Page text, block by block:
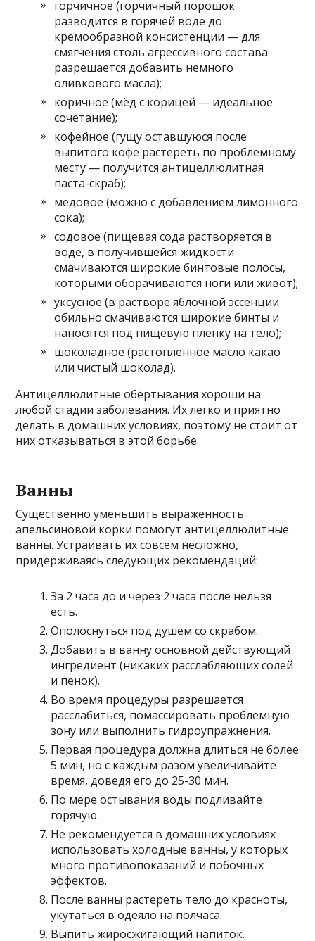
горчичное (горчичный порошок
разводится в горячей воде до
кремообразной консистенции — для
смягчения столь агрессивного состава
разрешается добавить немного
оливкового масла);
коричное (мёд с корицей — идеальное
сочетание);
кофейное (гущу оставшуюся после
выпитого кофе растереть по проблемному
месту — получится антицеллюлитная
паста-скраб);
медовое (можно с добавлением лимонного
сока);
содовое (пищевая сода растворяется в
воде, в получившейся жидкости
смачиваются широкие бинтовые полосы,
которыми оборачиваются ноги или живот);
уксусное (в растворе яблочной эссенции
обильно смачиваются широкие бинты и
наносятся под пищевую плёнку на тело);
шоколадное (растопленное масло какао
или чистый шоколад).
Антицеллюлитные обёртывания хороши на
любой стадии заболевания. Их легко и приятно
делать в домашних условиях, поэтому не стоит от
них отказываться в этой борьбе.
Ванны
Существенно уменьшить выраженность
апельсиновой корки помогут антицеллюлитные
ванны. Устраивать их совсем несложно,
придерживаясь следующих рекомендаций:
За 2 часа до и через 2 часа после нельзя
есть.
Ополоснуться под душем со скрабом.
Добавить в ванну основной действующий
ингредиент (никаких расслабляющих солей
и пенок).
Во время процедуры разрешается
расслабиться, помассировать проблемную
зону или выполнить гидроупражнения.
Первая процедура должна длиться не более
5 мин, но с каждым разом увеличивайте
время, доведя его до 25-30 мин.
По мере остывания воды подливайте
горячую.
Не рекомендуется в домашних условиях
использовать холодные ванны, у которых
много противопоказаний и побочных
эффектов.
После ванны растереть тело до красноты,
укутаться в одеяло на полчаса.
Выпить жиросжигающий напиток.